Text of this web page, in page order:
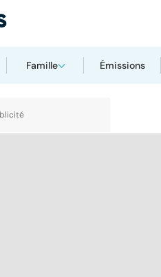
Famille Émissions